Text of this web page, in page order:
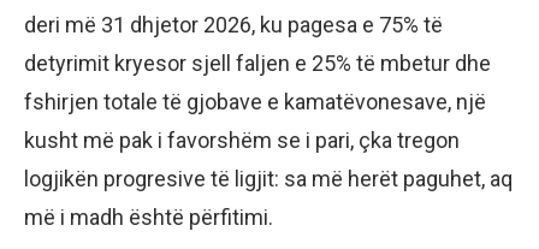
deri më 31 dhjetor 2026, ku pagesa e 75% të
detyrimit kryesor sjell faljen e 25% të mbetur dhe
fshirjen totale të gjobave e kamatëvonesave, një
kusht më pak i favorshëm se i pari, çka tregon
logjikën progresive të ligjit: sa më herët paguhet, aq
më i madh është përfitimi.